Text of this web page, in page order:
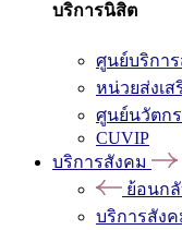
บริการนิสิต
ศูนย์บริกา
หน่วยส่งเ
ศูนย์นวัตกร
CUVIP
บริการสังคม
ย้อนก
บริการสังค